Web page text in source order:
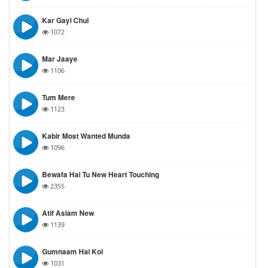
Kar Gayi Chul
1072
Mar Jaaye
1106
Tum Mere
1123
Kabir Most Wanted Munda
1096
Bewafa Hai Tu New Heart Touching
2355
Atif Aslam New
1139
Gumnaam Hai Koi
1031